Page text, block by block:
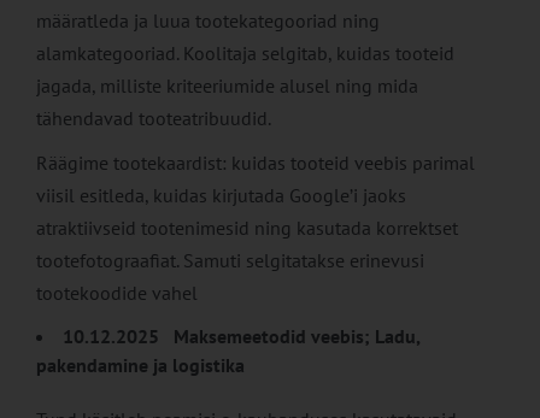
määratleda ja luua tootekategooriad ning
alamkategooriad. Koolitaja selgitab, kuidas tooteid
jagada, milliste kriteeriumide alusel ning mida
tähendavad tooteatribuudid.
Räägime tootekaardist: kuidas tooteid veebis parimal
viisil esitleda, kuidas kirjutada Google’i jaoks
atraktiivseid tootenimesid ning kasutada korrektset
tootefotograafiat. Samuti selgitatakse erinevusi
tootekoodide vahel
10.12.2025 Maksemeetodid veebis; Ladu,
pakendamine ja logistika